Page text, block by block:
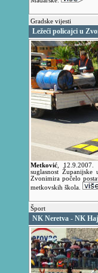
Gradske vijesti
Ležeći policajci u
Metković
12.9.2007.
suglasnost
Zvonimira počelo
metkovskih škola.
Šport
NK Neretva - NK